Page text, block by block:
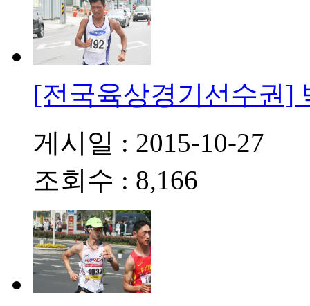
[전국육상경기선수권]
게시일 : 2015-10-27
조회수 : 8,166